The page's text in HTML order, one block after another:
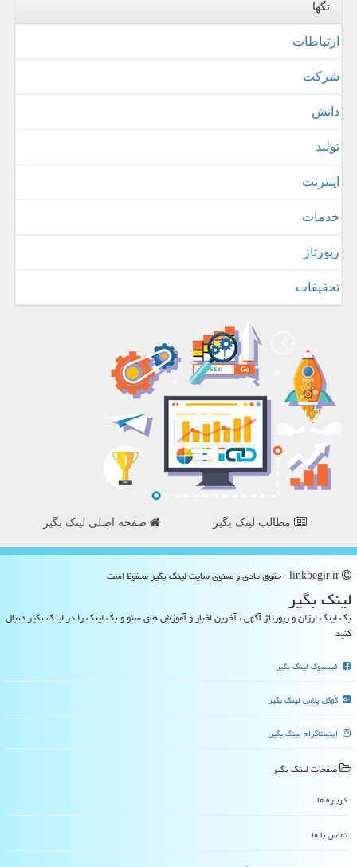
تگها
ارتباطات
شركت
دانش
تولید
اینترنت
خدمات
رپورتاژ
تحقیقات
مطالب لینک بگیر صفحه اصلی لینک بگیر
لینك بگیر
بک لینک ارزان و رپورتاژ آگهی ، آخرین اخبار و آموزش های سئو و بک لینک را در لینک بگیر دنبال
کنید
فیسبوک لینک بگیر
گوگل پلاس لینک بگیر
اینستاگرام لینک بگیر
صفحات لینك بگیر
درباره ما
تماس با ما